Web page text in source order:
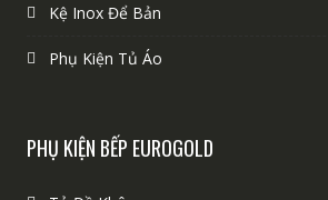
Kệ Inox Để Bản
Phụ Kiện Tủ Áo
PHỤ KIỆN BẾP EUROGOLD